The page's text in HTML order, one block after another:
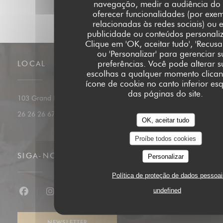
navegação, medir a audiência do
oferecer funcionalidades (por
relacionadas às redes sociais) ou
publicidade ou conteúdos
Clique em 'OK, aceitar tudo',
ou 'Personalizar' para gerenciar
preferências. Você pode alterar
escolhas a qualquer momento
ícone de cookie no canto inferior
das páginas do site.
OK, aceitar tudo
Proíbe todos cookies
Personalizar
Política de proteção de dados
undefined
LOCAL
103 Grand Rue L-1660 Luxembourg ((abre numa nova janela))
26 26 26 67
SIGA-NOS